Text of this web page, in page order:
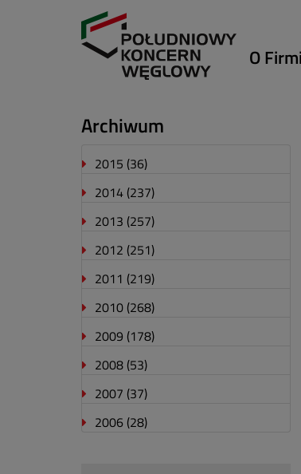
O
Archiwum
2015 (36)
2014 (237)
2013 (257)
2012 (251)
2011 (219)
2010 (268)
2009 (178)
2008 (53)
2007 (37)
2006 (28)